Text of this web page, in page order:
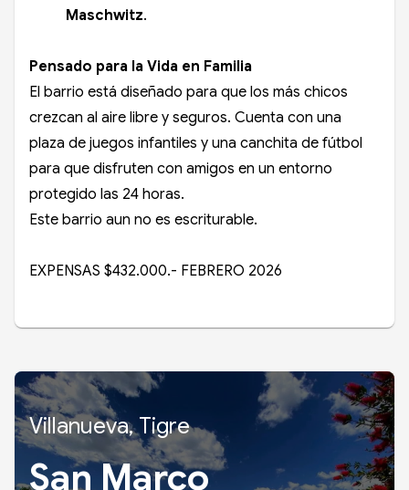
Maschwitz.
Pensado para la Vida en Familia
El barrio está diseñado para que los más chicos
crezcan al aire libre y seguros. Cuenta con una
plaza de juegos infantiles y una canchita de fútbol
para que disfruten con amigos en un entorno
protegido las 24 horas.
Este barrio aun no es escriturable.
EXPENSAS $432.000.- FEBRERO 2026
Villanueva, Tigre
San Marco